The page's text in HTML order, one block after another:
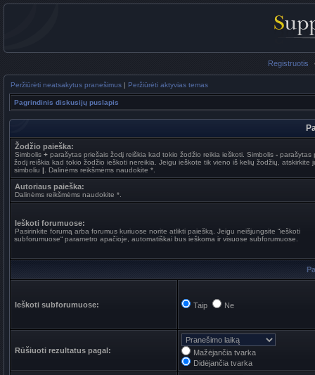
Registruotis
Peržiūrėti neatsakytus pranešimus | Peržiūrėti aktyvias temas
Pagrindinis diskusijų puslapis
Žodžio paieška:
Simbolis + parašytas priešais žodį reiškia kad tokio žodžio reikia ieškoti. Simbolis - parašytas
žodį reiškia kad tokio žodžio ieškoti nereikia. Jeigu ieškote tik vieno iš kelių žodžių, atskirkite
simboliu | . Dalinėms reikšmėms naudokite *.
Autoriaus paieška:
Dalinėms reikšmėms naudokite *.
Ieškoti forumuose:
Pasirinkite forumą arba forumus kuriuose norite atlikti paiešką. Jeigu neišjungsite “ieškoti
subforumuose“ parametro apačioje, automatiškai bus ieškoma ir visuose subforumuose.
Ieškoti subforumuose: Taip Ne
Rūšiuoti rezultatus pagal:
Mažėjančia tvarka
Didėjančia tvarka